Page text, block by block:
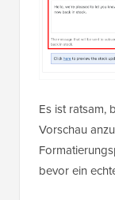
Es ist ratsam,
Vorschau
bevor ein